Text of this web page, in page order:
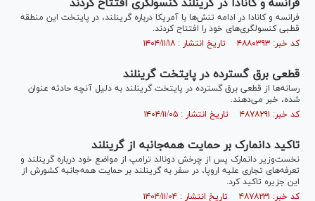
فرانسه و کانادا در گرینلند کنسولگری افتتاح کردند
فرانسه و کانادا در ادامه تنش‌ها با آمریکا درباره گرینلند، در پایتخت این منطقه
قطبی کنسولگری‌های خود را افتتاح کردند.
کد خبر: ۴۸۸۰۳۹۳ تاریخ انتشار : ۱۴۰۴/۱۱/۱۸
قطعی برق گسترده در پایتخت گرینلند
رسانه‌ها از قطعی برق گسترده در پایتخت گرینلند به دلیل آنچه حادثه عنوان
شده، خبر می‌دهند.
کد خبر: ۴۸۷۸۲۹۱ تاریخ انتشار : ۱۴۰۴/۱۱/۰۵
تاکید دانمارک بر حمایت‌ همه‌جانبه از گرینلند
نخست‌وزیر دانمارک پس از چرخش دونالد ترامپ از مواضع خود درباره گرینلند و
تعرفه‌های تجاری علیه اروپا، در سفر به گرینلند بر حمایت همه‎‌جانبه کشورش از
این جزیره تاکید کرد.
کد خبر: ۴۸۷۸۲۳۱ تاریخ انتشار : ۱۴۰۴/۱۱/۰۴